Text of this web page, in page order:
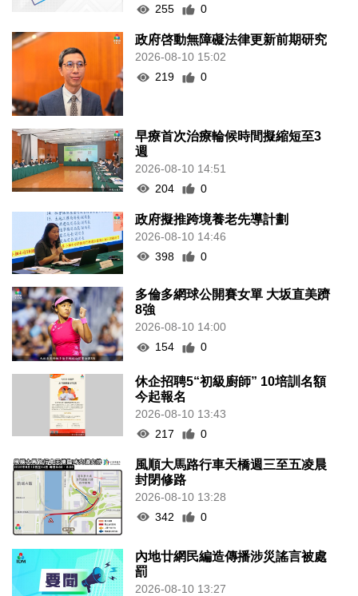
255 0
政府啓動無障礙法律更新前期研究
2026-08-10 15:02
219
0
早療首次治療輪候時間擬縮短至3
週
2026-08-10 14:51
204
0
政府擬推跨境養老先導計劃
2026-08-10 14:46
398
0
多倫多網球公開賽女單 大坂直美躋
8強
2026-08-10 14:00
154
0
休企招聘5“初級廚師” 10培訓名額
今起報名
2026-08-10 13:43
217
0
風順大馬路行車天橋週三至五凌晨
封閉修路
2026-08-10 13:28
342
0
內地廿網民編造傳播涉災謠言被處
罰
2026-08-10 13:27